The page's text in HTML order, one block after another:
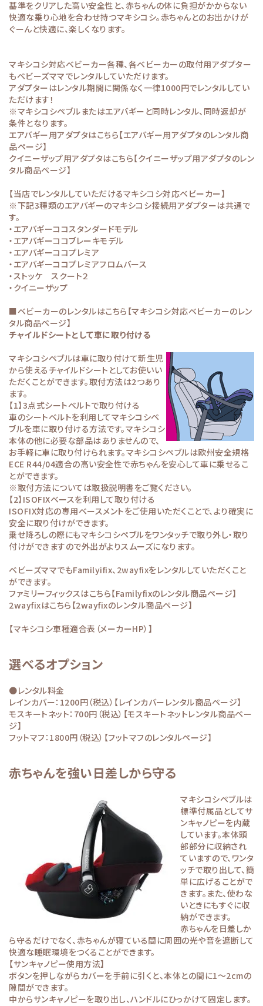
基準をクリアした高い安全性と、赤ちゃんの体に負担がかからない
快適な乗り心地を合わせ持つマキシコシ。赤ちゃんとのお出かけが
ぐーんと快適に、楽しくなります。
マキシコシ対応ベビーカー各種、各ベビーカーの取付用アダプター
もベビーズママでレンタルしていただけます。
アダプターはレンタル期間に関係なく一律1000円でレンタルしてい
ただけます！
※マキシコシペブルまたはエアバギーと同時レンタル、同時返却が
条件となります。
エアバギー用アダプタはこちら【エアバギー用アダプタのレンタル商
品ページ】
クイニーザップ用アダプタはこちら【クイニーザップ用アダプタのレン
タル商品ページ】
【当店でレンタルしていただけるマキシコシ対応ベビーカー】
※下記3種類のエアバギーのマキシコシ接続用アダプターは共通で
す。
・エアバギーココスタンダードモデル
・エアバギーココブレーキモデル
・エアバギーココプレミア
・エアバギーココプレミアフロムバース
・ストッケ スクート２
・クイニーザップ
■ベビーカーのレンタルはこちら 【マキシコシ対応ベビーカーのレン
タル商品ページ】
チャイルドシートとして車に取り付ける
マキシコシペブルは車に取り付けて新生児
から使えるチャイルドシートとしてお使いい
ただくことができます。取付方法は2つあり
ます。
【1】3点式シートベルトで取り付ける
車のシートベルトを利用してマキシコシペ
ブルを車に取り付ける方法です。マキシコシ
本体の他に必要な部品はありませんので、
お手軽に車に取り付けられます。マキシコシペブルは欧州安全規格
ECE R44/04適合の高い安全性で赤ちゃんを安心して車に乗せるこ
とができます。
※取付方法については取扱説明書をご覧ください。
【2】ISOFIXベースを利用して取り付ける
ISOFIX対応の専用ベースメントをご使用いただくことで、より確実に
安全に取り付けができます。
乗せ降ろしの際にもマキシコシペブルをワンタッチで取り外し・取り
付けができますので外出がよりスムーズになります。
ベビーズママでもFamilyifix、2wayfixをレンタルしていただくこと
ができます。
ファミリーフィックスはこちら【Familyfixのレンタル商品ページ】
2wayfixはこちら 【2wayfixのレンタル商品ページ】
【マキシコシ車種適合表（メーカーHP）】
選べるオプション
●レンタル料金
レインカバー：1200円（税込） 【レインカバーレンタル商品ページ】
モスキートネット：700円（税込） 【モスキートネットレンタル商品ペー
ジ】
フットマフ：1800円（税込） 【フットマフのレンタルページ】
赤ちゃんを強い日差しから守る
マキシコシペブルは
標準付属品としてサ
ンキャノピーを内蔵
しています。本体頭
部部分に収納され
ていますので、ワンタ
ッチで取り出して、簡
単に広げることがで
きます。また、使わな
いときにもすぐに収
納ができます。
赤ちゃんを日差しか
ら守るだけでなく、赤ちゃんが寝ている間に周囲の光や音を遮断して
快適な睡眠環境をつくることができます。
【サンキャノピー使用方法】
ボタンを押しながらカバーを手前に引くと、本体との間に1～2cmの
隙間ができます。
中からサンキャノピーを取り出し、ハンドルにひっかけて固定します。